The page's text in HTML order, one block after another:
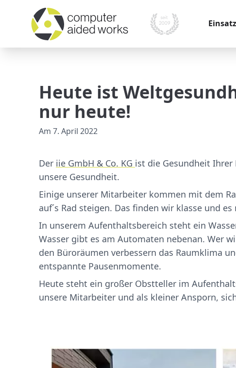
Heute ist
nur heute!
Am 7. April 2022
Der iie GmbH & Co. KG ist die Gesundheit
unsere Gesundheit.
Einige unserer Mitarbeiter kommen mit dem
auf´s Rad steigen. Das finden wir klasse und
In unserem Aufenthaltsbereich steht ein
Wasser gibt es am Automaten nebenan. Wer
den Büroräumen verbessern das Raumklima
entspannte Pausenmomente.
Heute steht ein großer Obstteller im
unsere Mitarbeiter und als kleiner Ansporn,